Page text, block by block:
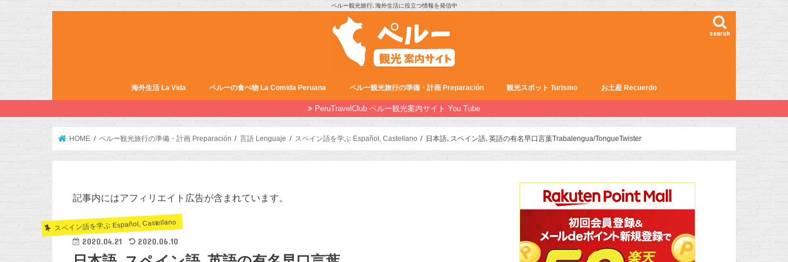
ペルー観光旅行､海外生活に役立つ情報を発信中
search
海外生活 La Vida ペルーの食べ物 La Comida Peruana ペルー観光旅行の準備・計画 Preparación 観光スポット Turismo お土産 Recuerdo
PeruTravelClub ペルー観光案内サイト You Tube
HOME ペルー観光旅行の準備・計画 Preparación 言語 Lenguaje スペイン語を学ぶ Español, Castellano 日本語､スペイン語､英語の有名早口言葉Trabalengua/TongueTwister
記事内にはアフィリエイト広告が含まれています。
スペイン語を学ぶ Español, Castellano
2020.04.21 2020.06.10